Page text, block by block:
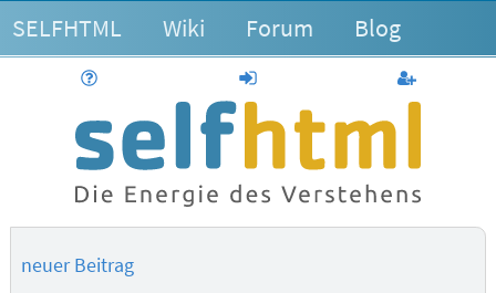
SELFHTML Wiki Forum Blog
anmelden
neuer Beitrag